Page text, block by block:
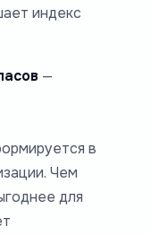
индекс
—
в
Чем
для